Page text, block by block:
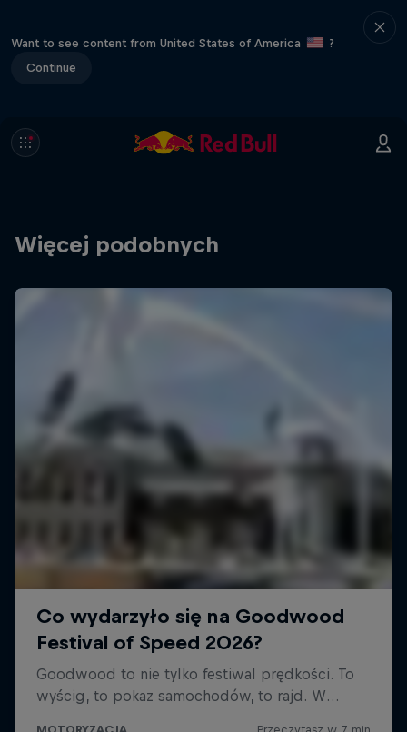
Want to see content from United States of America
?
Continue
Więcej podobnych